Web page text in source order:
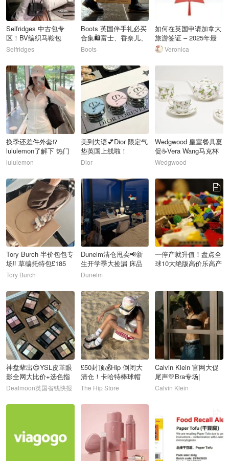
Selfridges 中古包专
区！BV编织马鞍包
£560 超多香奈儿！
Selfridges
Boots 英国伴手礼必买
合集🛍️富士、香奈儿、
戴森等
Boots
如何在英国申请加拿大
旅游签证 – 2025年最
新网上申请流程
Veronica
97
换季还差件外套⁉️
lululemon了解下 热门
款外套盘点
lululemon
98
美到失语💕Dior 限定气
垫英国上线啦！
Dior
Wedgwood 皇室餐具夏
促☕️Vera Wang马克杯
£11
Wedgwood
100
Tory Burch 半价包包专
场‼️ 草编托特包£185
Tory Burch
101
Dunelm清仓甩卖📢新
生开学季大捡漏 床品
套装£18
Dunelm
102
一停产就升值！盘点全
球10大绝版高价乐高产
抽抽乐小金人等，你有
哪一个？
103
神盘辈出😍YSL皮革眼
影全网大比价+选色指
南！
Dealmoon英国省钱快报
104
£50封顶💰Hip 倒闭大
清仓！卡哈特棒球帽
£10 阿迪耐克鞋都£25
The Hip Store
105
Calvin Klein 官网大促
尾声💛Bra专场|
Calvin Klein